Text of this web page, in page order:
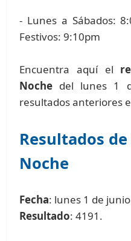
- Lunes a Sábados:
Festivos: 9:10pm
Encuentra aquí el
Noche del lunes 1
resultados anteriores
Resultados
Noche
Fecha: lunes 1 de
Resultado: 4191.